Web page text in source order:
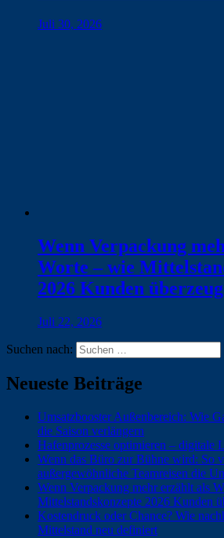
Juli 30, 2026
Wenn Verpackung
Worte – wie
2026 Kunden
Juli 22, 2026
Suchen nach:
Neueste Beiträge
Umsatzbooster Außenbereich: Wie
die Saison verlängern
Hafenprozesse optimieren – digitale
Wenn das Büro zur Bühne wird: So
außergewöhnliche Teamreisen die
Wenn Verpackung mehr erzählt als
Mittelstandskonzepte 2026 Kunden
Kostendruck oder Chance? Wie
Mittelstand neu definiert